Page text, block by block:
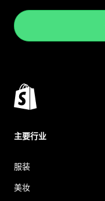
主要行业
服装
美妆